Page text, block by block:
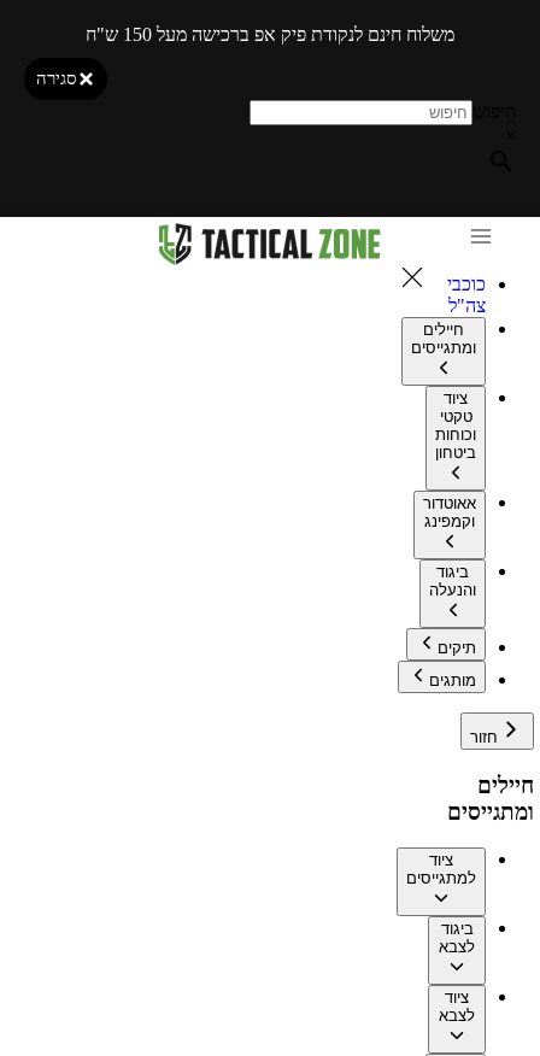
משלוח חינם לנקודת פיק אפ ברכישה מעל 150 ש"ח
סגירה
כוכבי
צה"ל
חיילים
ומתגייסים
ציוד
טקטי
וכוחות
ביטחון
אאוטדור
וקמפינג
ביגוד
והנעלה
תיקים
מותגים
חזור
חיילים
ומתגייסים
ציוד
למתגייסים
ביגוד
לצבא
ציוד
לצבא